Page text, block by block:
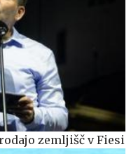
zemljišč v Fiesi